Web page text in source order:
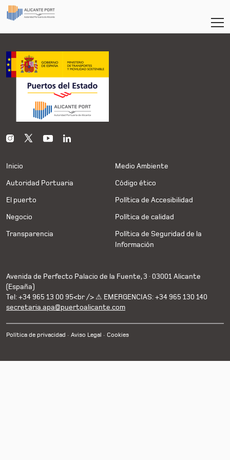
Inicio
Autoridad Portuaria
El puerto
Negocio
Transparencia
Medio Ambiente
Código ético
Política de Accesibilidad
Política de calidad
Política de Seguridad de la
Información
Avenida de Perfecto Palacio de la Fuente, 3 · 03001 Alicante
(España)
Tel: +34 965 13 00 95<br /> ⚠ EMERGENCIAS: +34 965 130 140
secretaria.apa@puertoalicante.com
Política de privacidad Aviso Legal Cookies